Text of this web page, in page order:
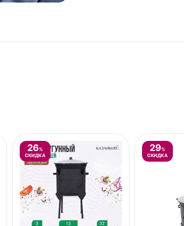
26%
СКИДКА
29%
СКИДКА